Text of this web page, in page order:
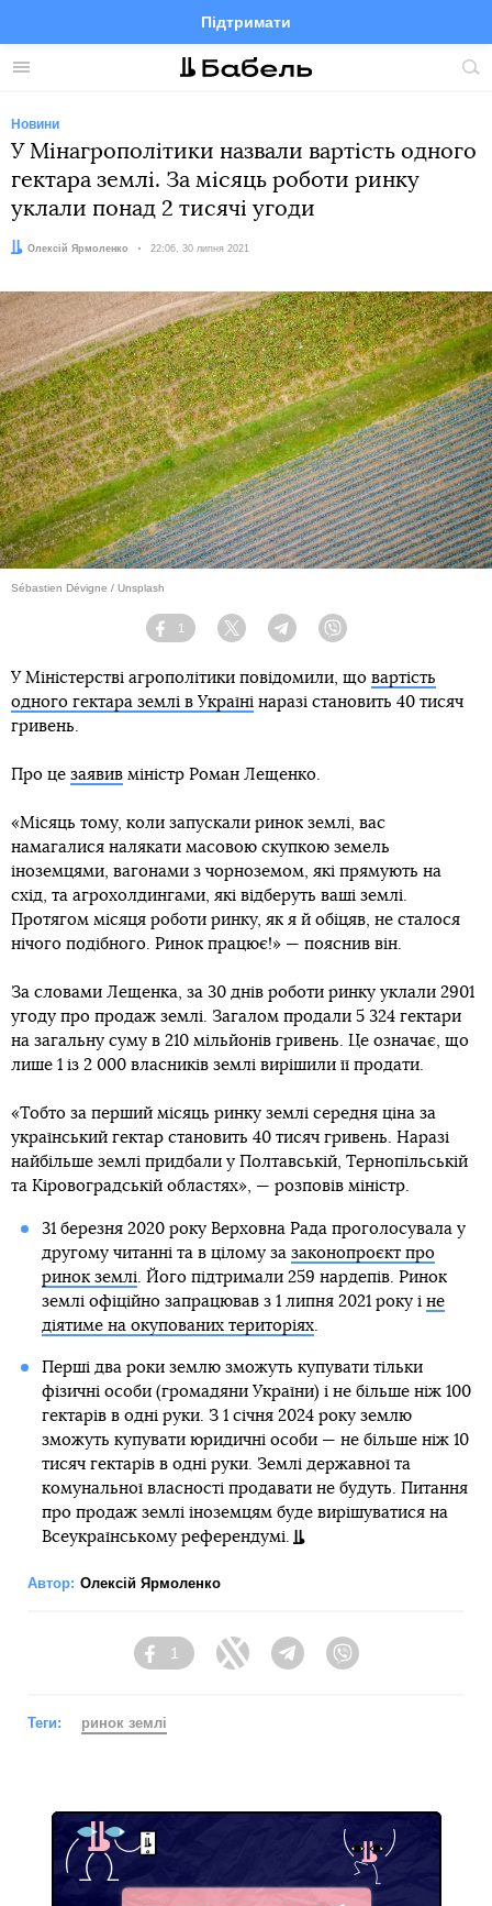
Меню
Підтримати
FacebookTelegramTwitter
Новини
У Мінагрополітики назвали вартість одного
гектара землі. За місяць роботи ринку
уклали понад 2 тисячі угоди
Автор:
Олексій Ярмоленко Дата:
22:06, 30 липня 2021
Sébastien Dévigne / Unsplash
Facebook
1
Twitter TelegramViber
У Міністерстві агрополітики повідомили, що вартість
одного гектара землі в Україні наразі становить 40 тисяч
гривень.
Про це заявив міністр Роман Лещенко.
«Місяць тому, коли запускали ринок землі, вас
намагалися налякати масовою скупкою земель
іноземцями, вагонами з чорноземом, які прямують на
схід, та агрохолдингами, які відберуть ваші землі.
Протягом місяця роботи ринку, як я й обіцяв, не сталося
нічого подібного. Ринок працює!» — пояснив він.
За словами Лещенка, за 30 днів роботи ринку уклали 2901
угоду про продаж землі. Загалом продали 5 324 гектари
на загальну суму в 210 мільйонів гривень. Це означає, що
лише 1 із 2 000 власників землі вирішили її продати.
«Тобто за перший місяць ринку землі середня ціна за
український гектар становить 40 тисяч гривень. Наразі
найбільше землі придбали у Полтавській, Тернопільській
та Кіровоградській областях», — розповів міністр.
31 березня 2020 року Верховна Рада проголосувала у
другому читанні та в цілому за законопроєкт про
ринок землі. Його підтримали 259 нардепів. Ринок
землі офіційно запрацював з 1 липня 2021 року і не
діятиме на окупованих територіях.
Перші два роки землю зможуть купувати тільки
фізичні особи (громадяни України) і не більше ніж 100
гектарів в одні руки. З 1 січня 2024 року землю
зможуть купувати юридичні особи — не більше ніж 10
тисяч гектарів в одні руки. Землі державної та
комунальної власності продавати не будуть. Питання
про продаж землі іноземцям буде вирішуватися на
Всеукраїнському референдумі.
Автор: Олексій Ярмоленко
Facebook
1
Twitter Telegram
Теги: ринок землі